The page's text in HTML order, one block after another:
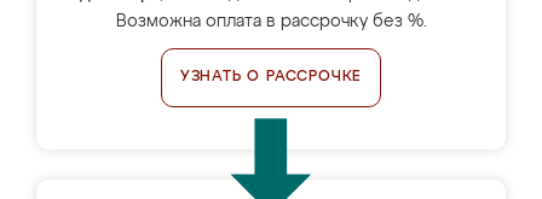
Возможна оплата в рассрочку без %.
УЗНАТЬ О РАССРОЧКЕ